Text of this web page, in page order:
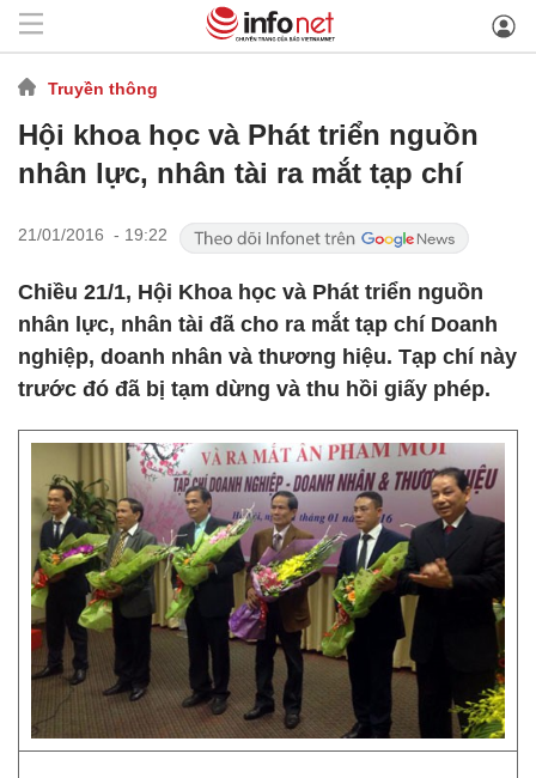
Truyền thông
Hội khoa học và Phát triển nguồn
nhân lực, nhân tài ra mắt tạp chí
21/01/2016 - 19:22
Chiều 21/1, Hội Khoa học và Phát triển nguồn
nhân lực, nhân tài đã cho ra mắt tạp chí Doanh
nghiệp, doanh nhân và thương hiệu. Tạp chí này
trước đó đã bị tạm dừng và thu hồi giấy phép.